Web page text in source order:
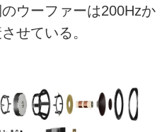
ウーファーは200Hzか
せている。